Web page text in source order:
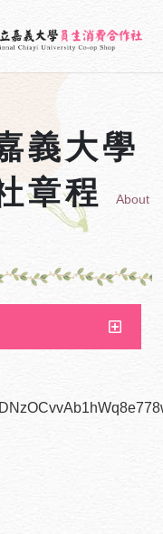
義大學
章程
About
作社章程
廣場啟用影片